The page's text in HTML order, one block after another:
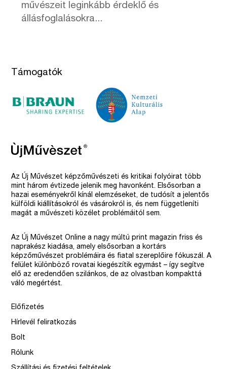
művészeit leginkább érdeklő és
állásfoglalásokra...
Támogatók
Az Új Művészet képzőművészeti és kritikai folyóirat több
mint három évtizede jelenik meg havonként. Elsősorban a
hazai eseményekről kínál elemzéseket, de tudósít a jelentős
külföldi kiállításokról és vásárokról is, és nem függetleníti
magát a művészeti közélet problémáitól sem.
Az Új Művészet Online a nagy múltú print magazin friss és
naprakész kiadása, amely elsősorban a kortárs
képzőművészet problémáira és fiatal szereplőire fókuszál. A
felület különböző rovatai kiegészítik egymást – így segítve
elő az eredendően szilánkos, de az olvastban kompakttá
váló megértést.
Előfizetés
Hírlevél feliratkozás
Bolt
Rólunk